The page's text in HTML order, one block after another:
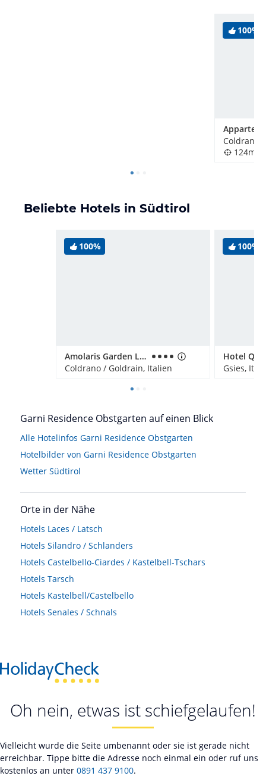
100%
Coldrano
124m
Beliebte Hotels in Südtirol
100%
Amolaris Garden Lodges & Guesthouse
Coldrano / Goldrain, Italien
100%
Gsies,
Garni Residence Obstgarten auf einen Blick
Alle Hotelinfos Garni Residence Obstgarten
Hotelbilder von Garni Residence Obstgarten
Wetter Südtirol
Orte in der Nähe
Hotels Laces / Latsch
Hotels Silandro / Schlanders
Hotels Castelbello-Ciardes / Kastelbell-Tschars
Hotels Tarsch
Hotels Kastelbell/Castelbello
Hotels Senales / Schnals
Oh nein, etwas ist schiefgelaufen!
Vielleicht wurde die Seite umbenannt oder sie ist gerade nicht
erreichbar. Tippe bitte die Adresse noch einmal ein oder ruf uns
kostenlos an unter 0891 437 9100.